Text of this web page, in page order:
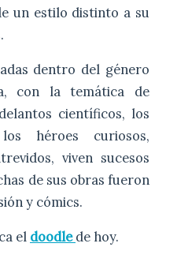
un estilo distinto a su
dentro del género
con la temática de
científicos, los
héroes curiosos,
viven sucesos
de sus obras fueron
y cómics.
el doodlede hoy.